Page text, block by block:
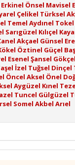
Erkinel Önsel Mavisel
Çelikel Türksel
Temel Aydınel Tokel
Sarıgüzel Kılıçel
Akçael Günsel
Öztinel Güçel
Esenel Şansel Gökçel
İzel Tuğsel Dinçel
Öncel Aksel Önel
Aygüzel Kınel
Tuncel Gülgüzel
Somel Akbel Arıel